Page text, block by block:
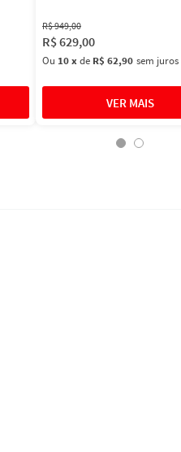
R$949,00
R$629,00
Ou 10xde R$ 62,90 sem juros